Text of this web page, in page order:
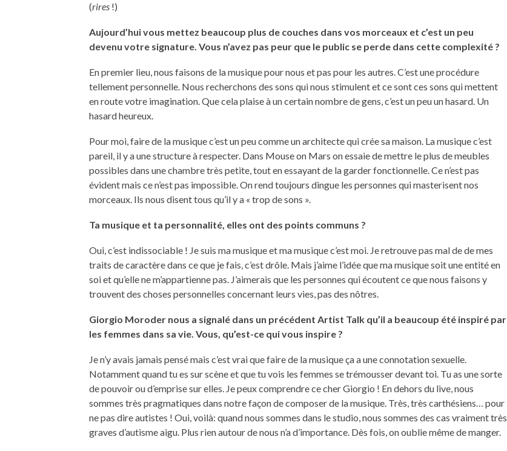
(rires !)
Aujourd’hui vous mettez beaucoup plus de couches dans vos morceaux et c’est un peu
devenu votre signature. Vous n’avez pas peur que le public se perde dans cette complexité ?
En premier lieu, nous faisons de la musique pour nous et pas pour les autres. C’est une procédure
tellement personnelle. Nous recherchons des sons qui nous stimulent et ce sont ces sons qui mettent
en route votre imagination. Que cela plaise à un certain nombre de gens, c’est un peu un hasard. Un
hasard heureux.
Pour moi, faire de la musique c’est un peu comme un architecte qui crée sa maison. La musique c’est
pareil, il y a une structure à respecter. Dans Mouse on Mars on essaie de mettre le plus de meubles
possibles dans une chambre très petite, tout en essayant de la garder fonctionnelle. Ce n’est pas
évident mais ce n’est pas impossible. On rend toujours dingue les personnes qui masterisent nos
morceaux. Ils nous disent tous qu’il y a « trop de sons ».
Ta musique et ta personnalité, elles ont des points communs ?
Oui, c’est indissociable ! Je suis ma musique et ma musique c’est moi. Je retrouve pas mal de de mes
traits de caractère dans ce que je fais, c’est drôle. Mais j’aime l’idée que ma musique soit une entité en
soi et qu’elle ne m’appartienne pas. J’aimerais que les personnes qui écoutent ce que nous faisons y
trouvent des choses personnelles concernant leurs vies, pas des nôtres.
Giorgio Moroder nous a signalé dans un précédent Artist Talk qu’il a beaucoup été inspiré par
les femmes dans sa vie. Vous, qu’est-ce qui vous inspire ?
Je n’y avais jamais pensé mais c’est vrai que faire de la musique ça a une connotation sexuelle.
Notamment quand tu es sur scène et que tu vois les femmes se trémousser devant toi. Tu as une sorte
de pouvoir ou d’emprise sur elles. Je peux comprendre ce cher Giorgio ! En dehors du live, nous
sommes très pragmatiques dans notre façon de composer de la musique. Très, très carthésiens… pour
ne pas dire autistes ! Oui, voilà: quand nous sommes dans le studio, nous sommes des cas vraiment très
graves d’autisme aigu. Plus rien autour de nous n’a d’importance. Dès fois, on oublie même de manger.